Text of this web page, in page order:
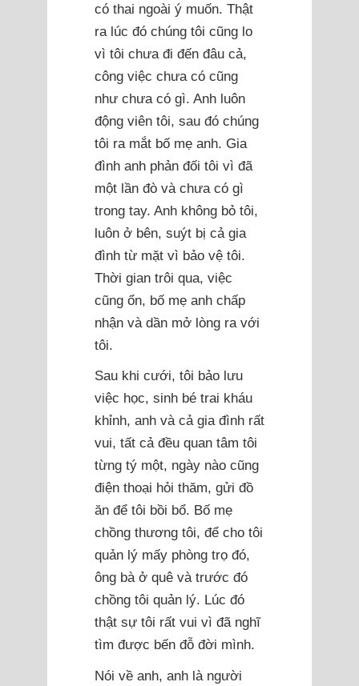
có thai ngoài ý muốn. Thật
ra lúc đó chúng tôi cũng lo
vì tôi chưa đi đến đâu cả,
công việc chưa có cũng
như chưa có gì. Anh luôn
động viên tôi, sau đó chúng
tôi ra mắt bố mẹ anh. Gia
đình anh phản đối tôi vì đã
một lần đò và chưa có gì
trong tay. Anh không bỏ tôi,
luôn ở bên, suýt bị cả gia
đình từ mặt vì bảo vệ tôi.
Thời gian trôi qua, việc
cũng ổn, bố mẹ anh chấp
nhận và dần mở lòng ra với
tôi.
Sau khi cưới, tôi bảo lưu
việc học, sinh bé trai kháu
khỉnh, anh và cả gia đình rất
vui, tất cả đều quan tâm tôi
từng tý một, ngày nào cũng
điện thoại hỏi thăm, gửi đồ
ăn để tôi bồi bổ. Bố mẹ
chồng thương tôi, để cho tôi
quản lý mấy phòng trọ đó,
ông bà ở quê và trước đó
chồng tôi quản lý. Lúc đó
thật sự tôi rất vui vì đã nghĩ
tìm được bến đỗ đời mình.
Nói về anh, anh là người